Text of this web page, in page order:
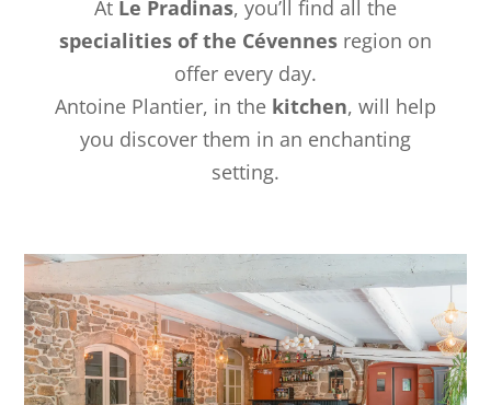
At Le Pradinas, you’ll find all the
specialities of the Cévennesregion on
offer every day.
Antoine Plantier, in the kitchen, will help
you discover them in an enchanting
setting.